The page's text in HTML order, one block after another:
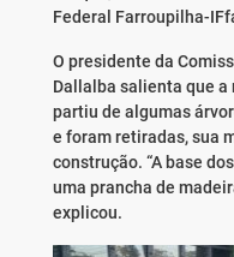
Federal Farroupilha-
O presidente da
Dallalba salienta que
partiu de algumas
e foram retiradas, sua
construção. “A base
uma prancha de
explicou.